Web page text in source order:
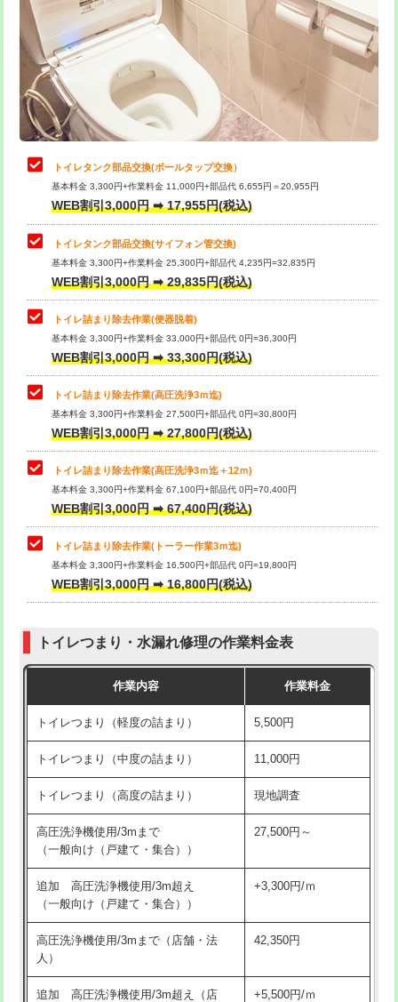
トイレタンク部品交換(ボールタップ交換）
基本料金 3,300円+作業料金 11,000円+部品代 6,655円＝20,955円
WEB割引3,000円 ➡ 17,955円(税込)
トイレタンク部品交換(サイフォン管交換)
基本料金 3,300円+作業料金 25,300円+部品代 4,235円=32,835円
WEB割引3,000円 ➡ 29,835円(税込)
トイレ詰まり除去作業(便器脱着)
基本料金 3,300円+作業料金 33,000円+部品代 0円=36,300円
WEB割引3,000円 ➡ 33,300円(税込)
トイレ詰まり除去作業(高圧洗浄3ｍ迄)
基本料金 3,300円+作業料金 27,500円+部品代 0円=30,800円
WEB割引3,000円 ➡ 27,800円(税込)
トイレ詰まり除去作業(高圧洗浄3ｍ迄＋12ｍ)
基本料金 3,300円+作業料金 67,100円+部品代 0円=70,400円
WEB割引3,000円 ➡ 67,400円(税込)
トイレ詰まり除去作業(トーラー作業3ｍ迄)
基本料金 3,300円+作業料金 16,500円+部品代 0円=19,800円
WEB割引3,000円 ➡ 16,800円(税込)
トイレつまり・水漏れ修理の作業料金表
作業内容 作業料金
トイレつまり（軽度の詰まり） 5,500円
トイレつまり（中度の詰まり） 11,000円
トイレつまり（高度の詰まり） 現地調査
高圧洗浄機使用/3mまで
（一般向け（戸建て・集合））
27,500円～
追加 高圧洗浄機使用/3m超え
（一般向け（戸建て・集合））
+3,300円/ｍ
高圧洗浄機使用/3mまで（店舗・法
人）
42,350円
追加 高圧洗浄機使用/3m超え（店
+5,500円/ｍ